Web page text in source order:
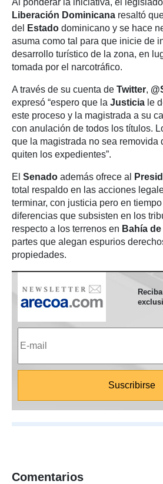
Al ponderar la iniciativa, el
Liberación Dominicana resaltó
del
Estado dominicano y se hace
asuma como tal para que inicie de
desarrollo turístico de la zona, en
tomada por el narcotráfico.
A través de su cuenta de Twitter,
expresó “espero que la Justicia le
este proceso y la magistrada a su
con anulación de todos los títulos.
que la magistrada no sea removida
quiten los expedientes”.
El Senado además ofrece al
total respaldo en las acciones
terminar, con justicia pero en
diferencias que subsisten en los
respecto a los terrenos en Bahía
partes que alegan espurios
propiedades.
Comentarios